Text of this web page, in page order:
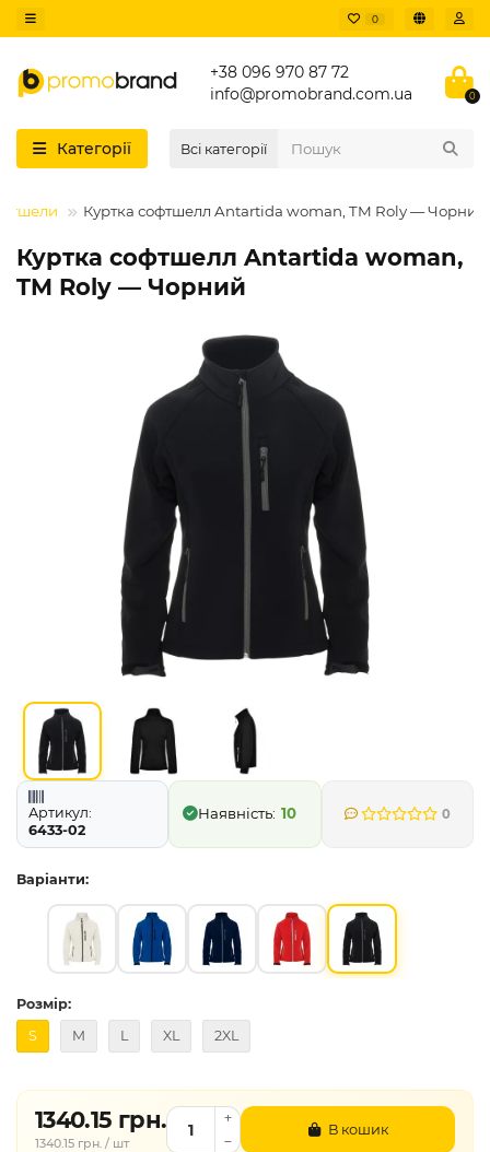
0
+38 096 970 87 72
info@promobrand.com.ua
0
Категорії Всі категорії
Куртка софтшелл Antartida woman, TM Roly — Чорний
Куртка софтшелл Antartida woman,
TM Roly — Чорний
Артикул:
6433-02
10 0
Варіанти:
Розмір:
S
M L XL 2XL
1340.15 грн.
1340.15 грн. / шт
В кошик